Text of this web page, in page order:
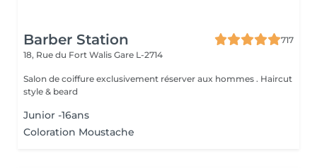
Barber Station
717
18, Rue du Fort Walis Gare L-2714
Salon de coiffure exclusivement réserver aux hommes . Haircut
style & beard
Junior -16ans
Coloration Moustache